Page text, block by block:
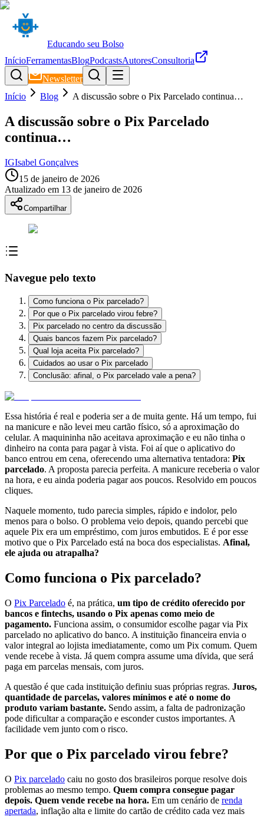
Educando seu Bolso
InícioFerramentasBlogPodcastsAutoresConsultoria
Newsletter
Início
Blog A discussão sobre o Pix Parcelado continua…
A discussão sobre o Pix Parcelado
continua…
IGIsabel Gonçalves
15 de janeiro de 2026
Atualizado em 13 de janeiro de 2026
Compartilhar
Navegue pelo texto
Como funciona o Pix parcelado?
Por que o Pix parcelado virou febre?
Pix parcelado no centro da discussão
Quais bancos fazem Pix parcelado?
Qual loja aceita Pix parcelado?
Cuidados ao usar o Pix parcelado
Conclusão: afinal, o Pix parcelado vale a pena?
Essa história é real e poderia ser a de muita gente. Há um tempo, fui
na manicure e não levei meu cartão físico, só a aproximação do
celular. A maquininha não aceitava aproximação e eu não tinha o
dinheiro na conta para pagar à vista. Foi aí que o aplicativo do
banco entrou em cena, oferecendo uma alternativa tentadora: Pix
parcelado. A proposta parecia perfeita. A manicure receberia o valor
na hora, e eu ainda poderia pagar aos poucos. Resolvido em poucos
cliques.
Naquele momento, tudo parecia simples, rápido e indolor, pelo
menos para o bolso. O problema veio depois, quando percebi que
aquele Pix era um empréstimo, com juros embutidos. E é por esse
motivo que o Pix Parcelado está na boca dos especialistas. Afinal,
ele ajuda ou atrapalha?
Como funciona o Pix parcelado?
O Pix Parcelado é, na prática, um tipo de crédito oferecido por
bancos e fintechs, usando o Pix apenas como meio de
pagamento. Funciona assim, o consumidor escolhe pagar via Pix
parcelado no aplicativo do banco. A instituição financeira envia o
valor integral ao lojista imediatamente, como um Pix comum. Quem
vende recebe à vista. Já quem compra assume uma dívida, que será
paga em parcelas mensais, com juros.
A questão é que cada instituição definiu suas próprias regras. Juros,
quantidade de parcelas, valores mínimos e até o nome do
produto variam bastante. Sendo assim, a falta de padronização
pode dificultar a comparação e esconder custos importantes. A
facilidade vem junto com o risco.
Por que o Pix parcelado virou febre?
O Pix parcelado caiu no gosto dos brasileiros porque resolve dois
problemas ao mesmo tempo. Quem compra consegue pagar
depois. Quem vende recebe na hora. Em um cenário de renda
apertada, inflação alta e limite do cartão de crédito cada vez mais